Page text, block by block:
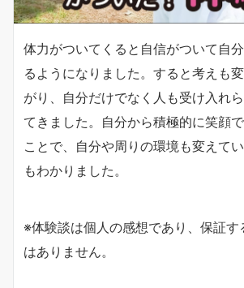
体力がついてくると自信がついて自
るようになりました。すると考えも
がり、自分だけでなく人も受け入れ
てきました。自分から積極的に笑顔
ことで、自分や周りの環境も変えて
もわかりました。
※体験談は個人の感想であり、保証す
はありません。